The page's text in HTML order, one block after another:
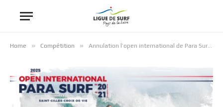
Home » Compétition » Annulation l’open international de Para Surf de Saint Gilles Croix de Vie.